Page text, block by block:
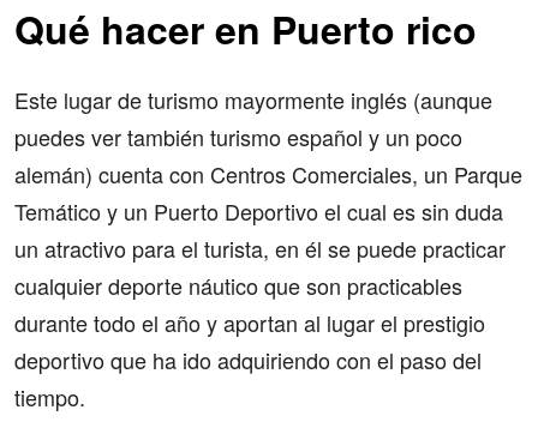
Qué hacer en Puerto rico
Este lugar de turismo mayormente inglés (aunque
puedes ver también turismo español y un poco
alemán) cuenta con Centros Comerciales, un Parque
Temático y un Puerto Deportivo el cual es sin duda
un atractivo para el turista, en él se puede practicar
cualquier deporte náutico que son practicables
durante todo el año y aportan al lugar el prestigio
deportivo que ha ido adquiriendo con el paso del
tiempo.